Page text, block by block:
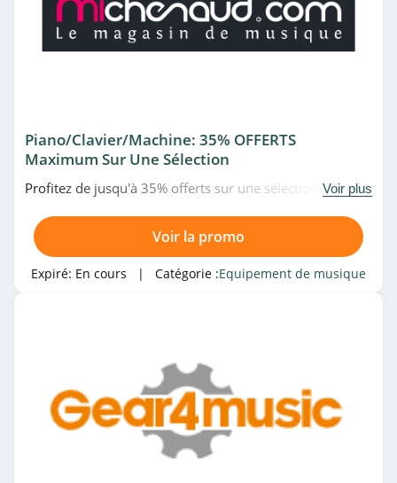
Piano/Clavier/Machine: 35% OFFERTS
Maximum Sur Une Sélection
Profitez de jusqu'à 35% offerts sur une sélection de
N'attendez plus!
Voir plus
Voir la promo
Expiré: En cours | Catégorie :Equipement de musique